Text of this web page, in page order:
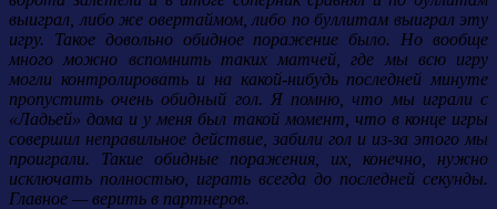
выиграл, либо же овертаймом, либо по буллитам выиграл эту
игру. Такое довольно обидное поражение было. Но вообще
много можно вспомнить таких матчей, где мы всю игру
могли контролировать и на какой-нибудь последней минуте
пропустить очень обидный гол. Я помню, что мы играли с
«Ладьей» дома и у меня был такой момент, что в конце игры
совершил неправильное действие, забили гол и из-за этого мы
проиграли. Такие обидные поражения, их, конечно, нужно
исключать полностью, играть всегда до последней секунды.
Главное — верить в партнеров.